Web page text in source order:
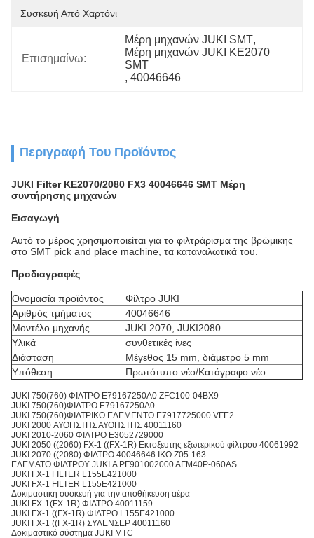
Συσκευή Από Χαρτόνι
Επισημαίνω:
Μέρη μηχανών JUKI SMT,
Μέρη μηχανών JUKI KE2070
SMT
, 40046646
Περιγραφή Του Προϊόντος
JUKI Filter KE2070/2080 FX3 40046646 SMT Μέρη
συντήρησης μηχανών
Εισαγωγή
Αυτό το μέρος χρησιμοποιείται για το φιλτράρισμα της βρώμικης
στο SMT pick and place machine, τα καταναλωτικά του.
Προδιαγραφές
Ονομασία προϊόντος
Φίλτρο JUKI
Αριθμός τμήματος
40046646
Μοντέλο μηχανής
JUKI 2070, JUKI2080
Υλικά
συνθετικές ίνες
Διάσταση
Μέγεθος 15 mm, διάμετρο 5 mm
Υπόθεση
Πρωτότυπο νέο/Κατάγραφο νέο
JUKI 750(760) ΦΙΛΤΡΟ Ε79167250A0 ZFC100-04BX9
JUKI 750(760)ΦΙΛΤΡΟ E79167250A0
JUKI 750(760)ΦΙΛΤΡΙΚΟ ΕΛΕΜΕΝΤΟ E7917725000 VFE2
JUKI 2000 ΑΥΘΗΣΤΗΣ ΑΥΘΗΣΤΗΣ 40011160
JUKI 2010-2060 ΦΙΛΤΡΟ Ε3052729000
JUKI 2050 ((2060) FX-1 ((FX-1R) Εκτοξευτής εξωτερικού φίλτρου 40061992
JUKI 2070 ((2080) ΦΙΛΤΡΟ 40046646 IKO Z05-163
ΕΛΕΜΑΤΟ ΦΙΛΤΡΟΥ JUKI Α PF901002000 AFM40P-060AS
JUKI FX-1 FILTER L155E421000
JUKI FX-1 FILTER L155E421000
Δοκιμαστική συσκευή για την αποθήκευση αέρα
JUKI FX-1(FX-1R) ΦΙΛΤΡΟ 40011159
JUKI FX-1 ((FX-1R) ΦΙΛΤΡΟ L155E421000
JUKI FX-1 ((FX-1R) ΣΥΛΕΝΣΕΡ 40011160
Δοκιμαστικό σύστημα JUKI MTC